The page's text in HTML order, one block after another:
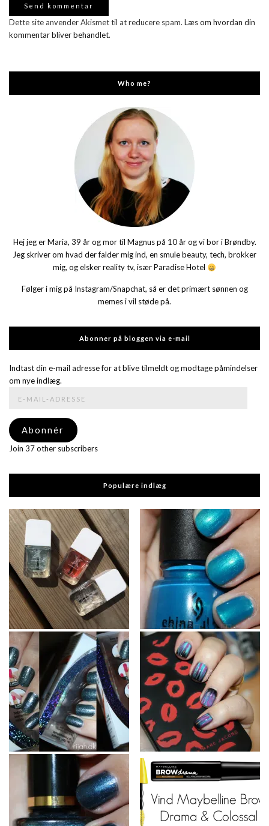
Dette site anvender Akismet til at reducere spam. Læs om hvordan din
kommentar bliver behandlet.
Who me?
Hej jeg er Maria, 39 år og mor til Magnus på 10 år og vi bor i Brøndby.
Jeg skriver om hvad der falder mig ind, en smule beauty, tech, brokker
mig, og elsker reality tv, især Paradise Hotel
Følger i mig på Instagram/Snapchat, så er det primært sønnen og
memes i vil støde på.
Abonner på bloggen via e-mail
Indtast din e-mail adresse for at blive tilmeldt og modtage påmindelser
om nye indlæg.
adresse
Abonnér
Join 37 other subscribers
Populære indlæg